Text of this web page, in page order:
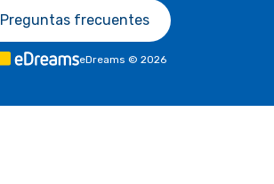
Preguntas frecuentes
eDreams © 2026